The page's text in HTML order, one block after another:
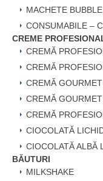
MACHETE
CONSUMABILE –
CREME
CREMĂ
CREMĂ
CREMĂ
CREMĂ
CREMĂ
CIOCOLATĂ
CIOCOLATĂ ALBĂ
BĂUTURI
MILKSHAKE